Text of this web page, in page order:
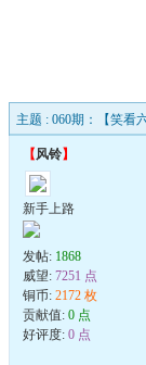
主题 : 060期：【笑看
【风铃】
新手上路
发帖: 1868
威望: 7251 点
铜币: 2172 枚
贡献值: 0 点
好评度: 0 点